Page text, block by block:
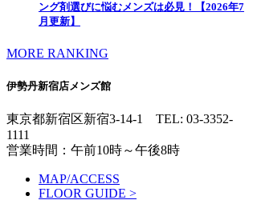
ング剤選びに悩むメンズは必見！【2026年7
月更新】
MORE RANKING
伊勢丹新宿店メンズ館
東京都新宿区新宿3-14-1 TEL: 03-3352-
1111
営業時間：午前10時～午後8時
MAP/ACCESS
FLOOR GUIDE >